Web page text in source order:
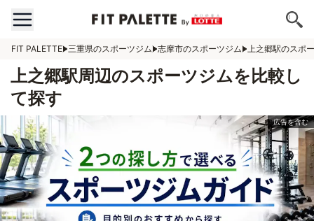
FIT PALETTE 三重県のスポーツジム 志摩市のスポーツジム 上之郷駅のスポ
上之郷駅周辺のスポーツジムを比較し
て探す